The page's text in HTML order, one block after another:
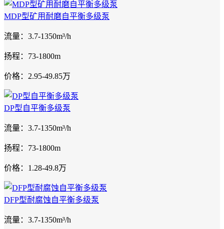
MDP型矿用耐磨自平衡多级泵
流量：3.7-1350m³/h
扬程：73-1800m
价格：2.95-49.85万
DP型自平衡多级泵
流量：3.7-1350m³/h
扬程：73-1800m
价格：1.28-49.8万
DFP型耐腐蚀自平衡多级泵
流量：3.7-1350m³/h